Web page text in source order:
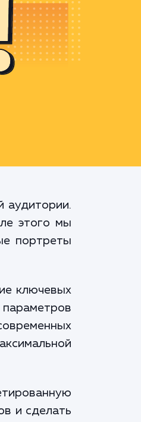
аудитории.
этого мы
портреты
ключевых
и сделать